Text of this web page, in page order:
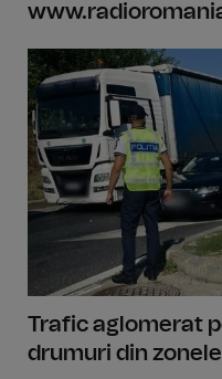
Trafic aglomerat
drumuri din